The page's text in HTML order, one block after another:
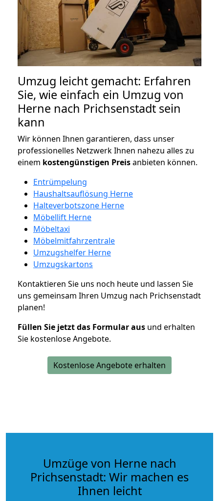
Umzug leicht gemacht: Erfahren
Sie, wie einfach ein Umzug von
Herne nach Prichsenstadt sein
kann
Wir können Ihnen garantieren, dass unser
professionelles Netzwerk Ihnen nahezu alles zu
einem kostengünstigen Preisanbieten können.
Entrümpelung
Haushaltsauflösung Herne
Halteverbotszone Herne
Möbellift Herne
Möbeltaxi
Möbelmitfahrzentrale
Umzugshelfer Herne
Umzugskartons
Kontaktieren Sie uns noch heute und lassen Sie
uns gemeinsam Ihren Umzug nach Prichsenstadt
planen!
Füllen Sie jetzt das Formular aus und erhalten
Sie kostenlose Angebote.
Kostenlose Angebote erhalten
Umzüge von Herne nach
Prichsenstadt: Wir machen es
Ihnen leicht